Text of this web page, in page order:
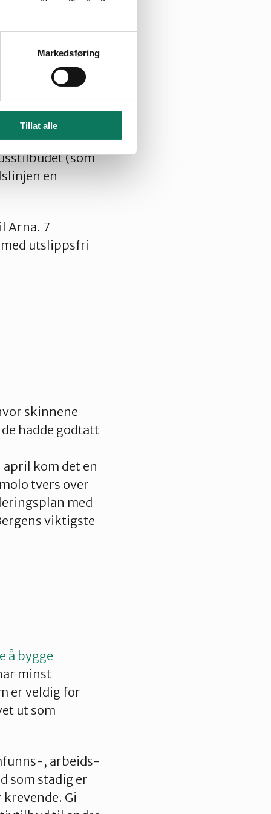
Markedsføring
Tillat alle
York.
fikk støtte i
Bryggen.
(som
en
Arna. 7
utslippsfri
skinnene
hadde godtatt
kom det en
tvers over
med
viktigste
å bygge
minst
er veldig for
ut som
, arbeids-
som stadig er
Gi